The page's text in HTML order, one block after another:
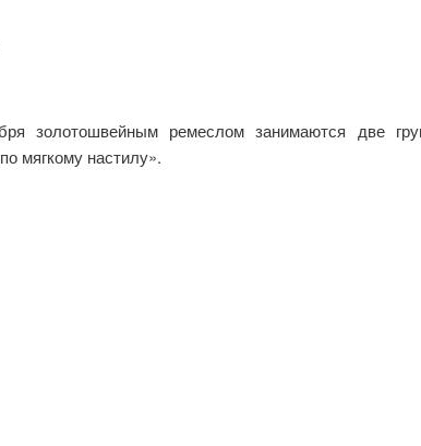
золотошвейным ремеслом занимаются две
мягкому настилу».